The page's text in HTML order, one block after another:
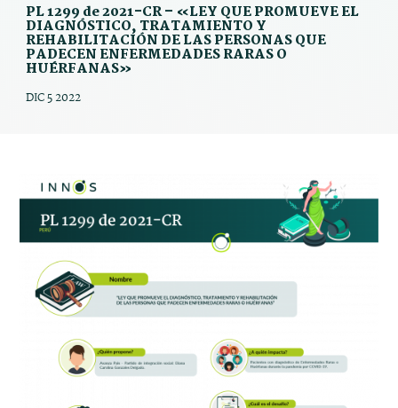
PL 1299 de 2021-CR – «LEY QUE PROMUEVE EL
DIAGNÓSTICO, TRATAMIENTO Y
REHABILITACIÓN DE LAS PERSONAS QUE
PADECEN ENFERMEDADES RARAS O
HUÉRFANAS»
DIC 5 2022